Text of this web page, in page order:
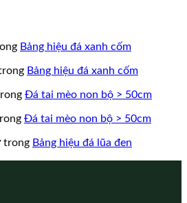
Bảng hiệu đá xanh cốm
Bảng hiệu đá xanh cốm
Đá tai mèo non bộ > 50cm
Đá tai mèo non bộ > 50cm
trong Bảng hiệu đá lũa đen